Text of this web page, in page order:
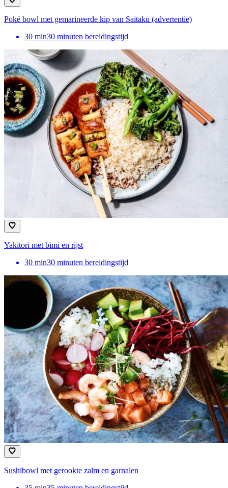
Poké bowl met gemarineerde kip van Saitaku (advertentie)
30 min30 minuten bereidingstijd
Yakitori met bimi en rijst
30 min30 minuten bereidingstijd
Sushibowl met gerookte zalm en garnalen